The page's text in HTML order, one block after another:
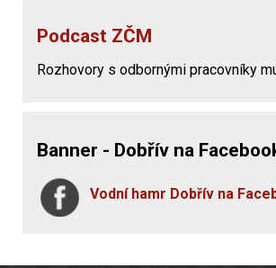
Podcast ZČM
Rozhovory s odbornými pracovníky
Banner - Dobřív na
Vodní hamr Dobřív na